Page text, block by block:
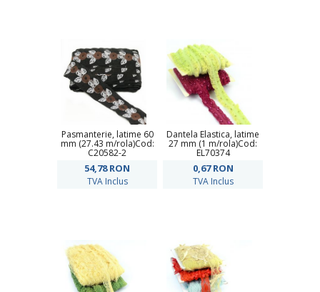
Pasmanterie, latime 60
mm (27.43 m/rola)Cod:
C20582-2
54,78RON
TVA Inclus
Dantela Elastica, latime
27 mm (1 m/rola)Cod:
EL70374
0,67RON
TVA Inclus